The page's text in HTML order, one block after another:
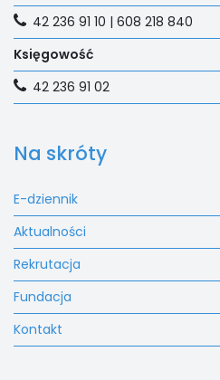
Na skróty
E-dziennik
Aktualności
Rekrutacja
Fundacja
Kontakt
42 236 91 10 | 608 218 840
Księgowość
42 236 91 02